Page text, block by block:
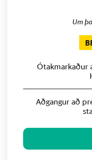
Um
Ótakmarkaður
Aðgangur að